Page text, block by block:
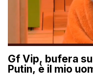
Gf Vip, bufera
Putin, è il mio